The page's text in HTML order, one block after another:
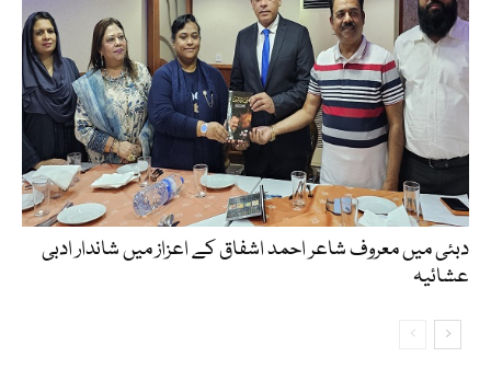
دبئی میں معروف شاعر احمد اشفاق کے اعزاز میں شاندار ادبی
عشائیہ